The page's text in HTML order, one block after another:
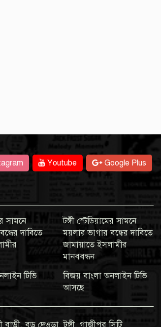
Youtube Google Plus
সামনে
দাবিতে
টিভি
টঙ্গী স্টেডিয়ামের সামনে
ময়লার ভাগার বন্ধের দাবিতে
জামায়াতে ইসলামীর
মানববন্ধন
বিজয় বাংলা অনলাইন টিভি
আসছে